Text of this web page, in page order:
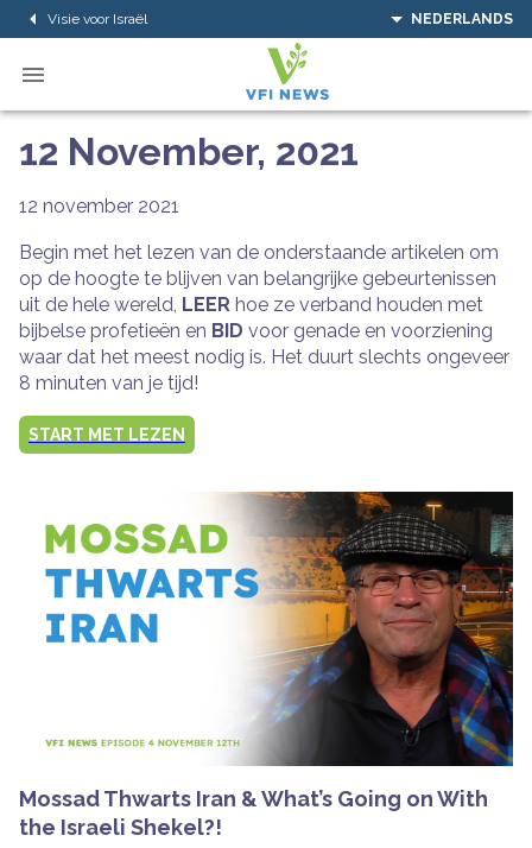
Visie voor Israël NEDERLANDS
12 November, 2021
12 november 2021
Begin met het lezen van de onderstaande artikelen om
op de hoogte te blijven van belangrijke gebeurtenissen
uit de hele wereld, LEER hoe ze verband houden met
bijbelse profetieën en BID voor genade en voorziening
waar dat het meest nodig is. Het duurt slechts ongeveer
8 minuten van je tijd!
START MET LEZEN
Mossad Thwarts Iran & What’s Going on With
the Israeli Shekel?!